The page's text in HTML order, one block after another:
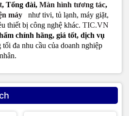
, Tổng đài, Màn hình tương tác,
máy
như tivi, tủ lạnh, máy giặt,
thiết bị công nghệ khác. TIC.VN
chính hãng, giá tốt, dịch vụ
tối đa nhu cầu của doanh nghiệp